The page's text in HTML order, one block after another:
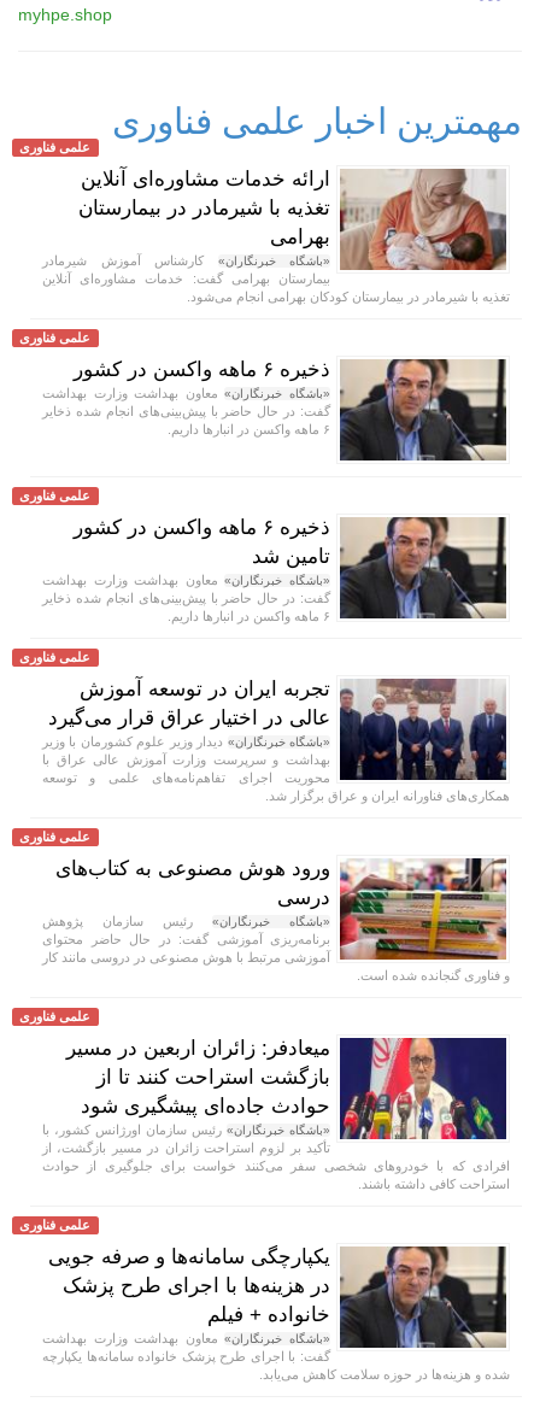
myhpe.shop
مهمترین اخبار علمی فناوری
علمی فناوری
ارائه خدمات مشاوره‌ای آنلاین
تغذیه با شیرمادر در بیمارستان
بهرامی
«باشگاه خبرنگاران» کارشناس آموزش شیرمادر
بیمارستان بهرامی گفت: خدمات مشاوره‌ای آنلاین
تغذیه با شیرمادر در بیمارستان کودکان بهرامی انجام می‌شود.
علمی فناوری
ذخیره ۶ ماهه واکسن در کشور
«باشگاه خبرنگاران»معاون بهداشت وزارت بهداشت
گفت: در حال حاضر با پیش‌بینی‌های انجام شده ذخایر
۶ ماهه واکسن در انبار‌ها داریم.
علمی فناوری
ذخیره ۶ ماهه واکسن در کشور
تامین شد
«باشگاه خبرنگاران»معاون بهداشت وزارت بهداشت
گفت: در حال حاضر با پیش‌بینی‌های انجام شده ذخایر
۶ ماهه واکسن در انبار‌ها داریم.
علمی فناوری
تجربه ایران در توسعه آموزش
عالی در اختیار عراق قرار می‌گیرد
«باشگاه خبرنگاران» دیدار وزیر علوم کشورمان با وزیر
بهداشت و سرپرست وزارت آموزش عالی عراق با
محوریت اجرای تفاهم‌نامه‌های علمی و توسعه
همکاری‌های فناورانه ایران و عراق برگزار شد.
علمی فناوری
ورود هوش مصنوعی به کتاب‌های
درسی
«باشگاه خبرنگاران» رئیس سازمان پژوهش
برنامه‌ریزی آموزشی گفت: در حال حاضر محتوای
آموزشی مرتبط با هوش مصنوعی در دروسی مانند کار
و فناوری گنجانده شده است.
علمی فناوری
میعادفر: زائران اربعین در مسیر
بازگشت استراحت کنند تا از
حوادث جاده‌ای پیشگیری شود
«باشگاه خبرنگاران» رئیس سازمان اورژانس کشور، با
تأکید بر لزوم استراحت زائران در مسیر بازگشت، از
افرادی که با خودروهای شخصی سفر می‌کنند خواست برای جلوگیری از حوادث
استراحت کافی داشته باشند.
علمی فناوری
یکپارچگی سامانه‌ها و صرفه جویی
در هزینه‌ها با اجرای طرح پزشک
خانواده + فیلم
«باشگاه خبرنگاران»معاون بهداشت وزارت بهداشت
گفت: با اجرای طرح پزشک خانواده سامانه‌ها یکپارچه
شده و هزینه‌ها در حوزه سلامت کاهش می‌یابد.